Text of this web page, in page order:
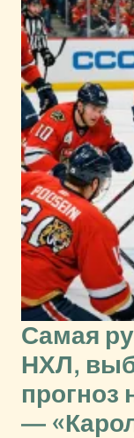
Самая
НХЛ,
прогноз
—